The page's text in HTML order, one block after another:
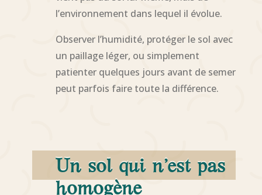
l’environnement dans lequel il évolue.
Observer l’humidité, protéger le sol avec
un paillage léger, ou simplement
patienter quelques jours avant de semer
peut parfois faire toute la différence.
Un sol qui n’est pas
homogène